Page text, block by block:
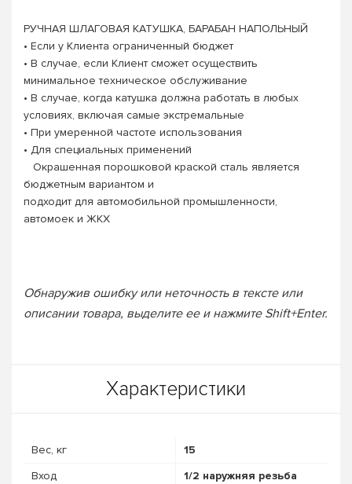
РУЧНАЯ ШЛАГОВАЯ КАТУШКА, БАРАБАН НАПОЛЬНЫЙ
• Если у Клиента ограниченный бюджет
• В случае, если Клиент сможет осуществить
минимальное техническое обслуживание
• В случае, когда катушка должна работать в любых
условиях, включая самые экстремальные
• При умеренной частоте использования
• Для специальных применений
Окрашенная порошковой краской сталь является
бюджетным вариантом и
подходит для автомобильной промышленности,
автомоек и ЖКХ
Обнаружив ошибку или неточность в тексте или
описании товара, выделите ее и нажмите Shift+Enter.
Характеристики
Вес, кг
15
Вход
1/2 наружняя резьба